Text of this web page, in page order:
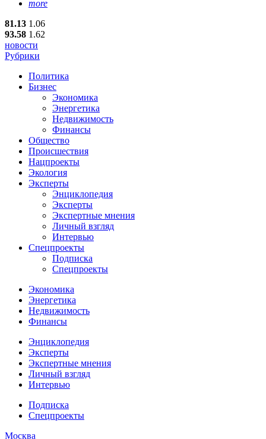
more
81.13 1.06
93.58 1.62
новости
Рубрики
Политика
Бизнес
Экономика
Энергетика
Недвижимость
Финансы
Общество
Происшествия
Нацпроекты
Экология
Эксперты
Энциклопедия
Эксперты
Экспертные мнения
Личный взгляд
Интервью
Спецпроекты
Подписка
Спецпроекты
Экономика
Энергетика
Недвижимость
Финансы
Энциклопедия
Эксперты
Экспертные мнения
Личный взгляд
Интервью
Подписка
Спецпроекты
Москва